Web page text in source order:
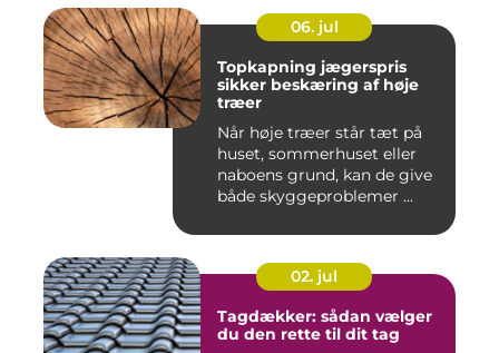
06. jul
Topkapning jægerspris
sikker beskæring af høje
træer
Når høje træer står tæt på
huset, sommerhuset eller
naboens grund, kan de give
både skyggeproblemer ...
02. jul
Tagdækker: sådan vælger
du den rette til dit tag